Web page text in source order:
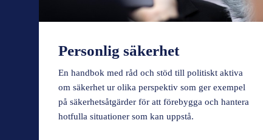
Personlig säkerhet
En handbok med råd och stöd till politiskt aktiva
om säkerhet ur olika perspektiv som ger exempel
på säkerhetsåtgärder för att förebygga och hantera
hotfulla situationer som kan uppstå.